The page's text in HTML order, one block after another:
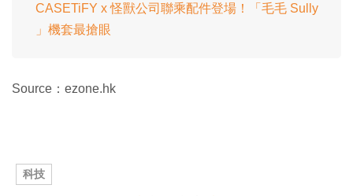
CASETiFY x 怪獸公司聯乘配件登場！「毛毛 Sully
」機套最搶眼
Source：ezone.hk
科技